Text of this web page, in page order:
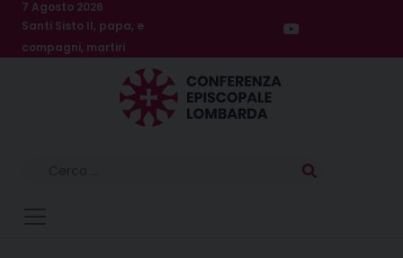
Skip
content
7 Agosto 2026
Santi Sisto II, papa, e
compagni, martiri